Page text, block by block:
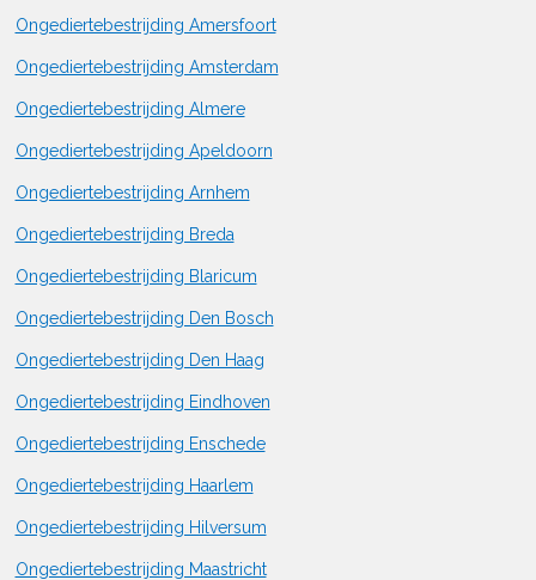
Ongediertebestrijding Amersfoort
Ongediertebestrijding Amsterdam
Ongediertebestrijding Almere
Ongediertebestrijding Apeldoorn
Ongediertebestrijding Arnhem
Ongediertebestrijding Breda
Ongediertebestrijding Blaricum
Ongediertebestrijding Den Bosch
Ongediertebestrijding Den Haag
Ongediertebestrijding Eindhoven
Ongediertebestrijding Enschede
Ongediertebestrijding Haarlem
Ongediertebestrijding Hilversum
Ongediertebestrijding Maastricht